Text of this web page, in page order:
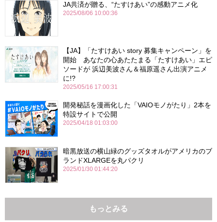
JA共済が贈る、“たすけあい”の感動アニメ化
2025/08/06 10:00:36
【JA】「たすけあい story 募集キャンペーン」を
開始 あなたの心あたたまる「たすけあい」エピ
ソードが 浜辺美波さん＆福原遥さん出演アニメ
に!?
2025/05/16 17:00:31
開発秘話を漫画化した「VAIOモノがたり」2本を
特設サイトで公開
2025/04/18 01:03:00
暗黒放送の横山緑のグッズタオルがアメリカのブ
ランドXLARGEを丸パクリ
2025/01/30 01:44:20
もっとみる